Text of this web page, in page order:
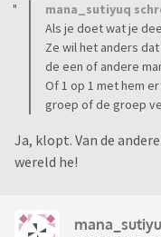
mana_sutiyuq
Als je doet wat je
Ze wil het anders
de een of andere
Of 1 op 1 met hem
groep of de groep
Ja, klopt. Van de
wereld he!